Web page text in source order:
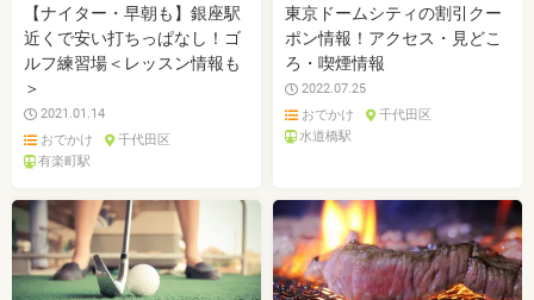
【ナイター・早朝も】銀座駅
近くで安い打ちっぱなし！ゴ
ルフ練習場＜レッスン情報も
＞
2021.01.14
おでかけ
千代田区
有楽町駅
東京ドームシティの割引クー
ポン情報！アクセス・見どこ
ろ・喫煙情報
2022.07.25
おでかけ
千代田区
水道橋駅